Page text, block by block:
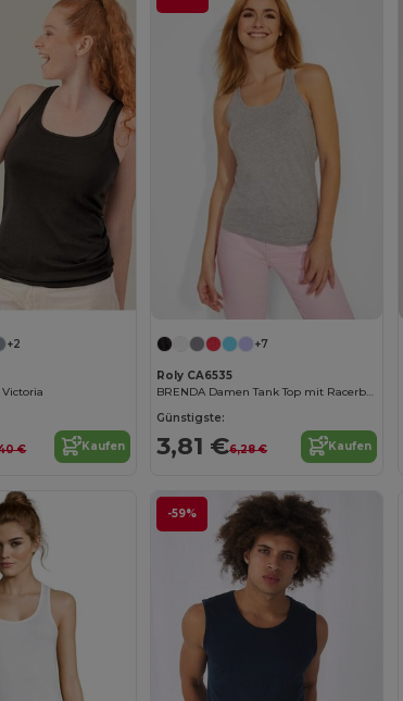
+2
€ Kaufen
+7
Roly CA6535
BRENDA Damen Tank Top mit Racerback
Günstigste:
3,81 €6,28 € Kaufen
-59%